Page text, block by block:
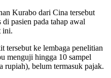
Kurabo dari Cina tersebut
pasien pada tahap awal
ini.
tersebut ke lembaga penelitian
menguji hingga 10 sampel
rupiah), belum termasuk pajak.